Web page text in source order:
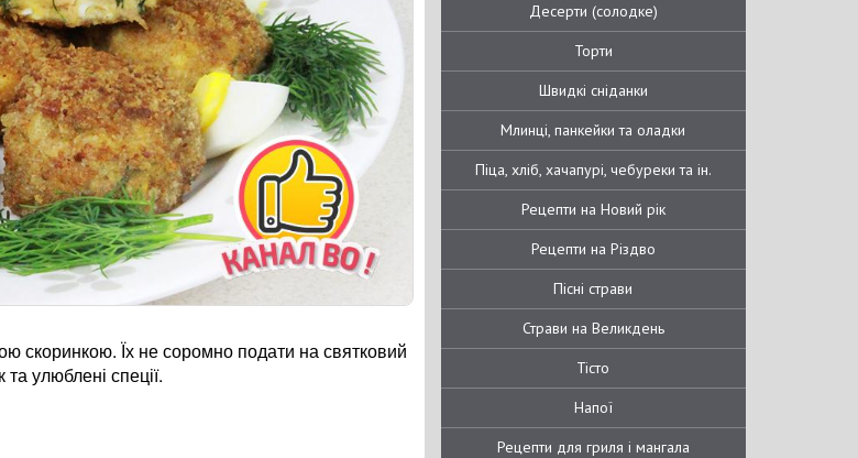
скоринкою. Їх не соромно подати на святковий
улюблені спеції.
Десерти (солодке)
Торти
Швидкі сніданки
Млинці, панкейки та оладки
Піца, хліб, хачапурі, чебуреки та ін.
Рецепти на Новий рік
Рецепти на Різдво
Пісні страви
Страви на Великдень
Тісто
Напої
Рецепти для гриля і мангала